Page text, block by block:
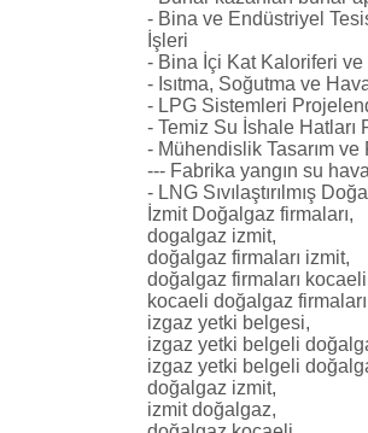
- Bina ve Endüstriyel
İşleri
- Bina İçi Kat Kaloriferi ve
- Isıtma, Soğutma ve
- LPG Sistemleri
- Temiz Su İshale Hatları
- Mühendislik Tasarım ve
--- Fabrika yangın su
- LNG Sıvılaştırılmış
İzmit Doğalgaz firmaları,
dogalgaz izmit,
doğalgaz firmaları izmit,
doğalgaz firmaları
kocaeli doğalgaz
izgaz yetki belgesi,
izgaz yetki belgeli
izgaz yetki belgeli
doğalgaz izmit,
izmit doğalgaz,